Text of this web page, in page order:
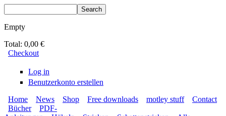
Empty
Total: 0,00 €
Checkout
Log in
Benutzerkonto erstellen
BLUMENBUNT VERLAG
Secondary menu
Home News Shop Free downloads motley stuff Contact
Bücher
PDF-